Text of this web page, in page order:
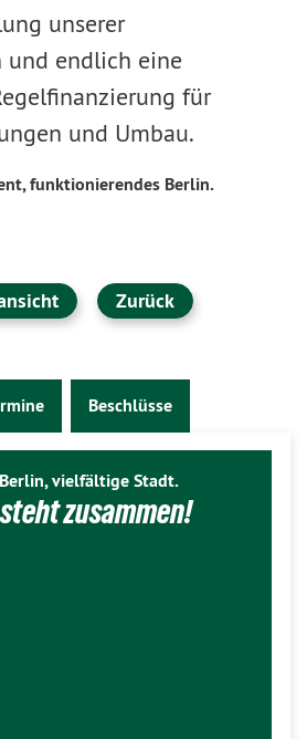
unserer
und endlich eine
für
und Umbau.
funktionierendes Berlin.
Zurück
Beschlüsse
vielfältige Stadt.
zusammen!